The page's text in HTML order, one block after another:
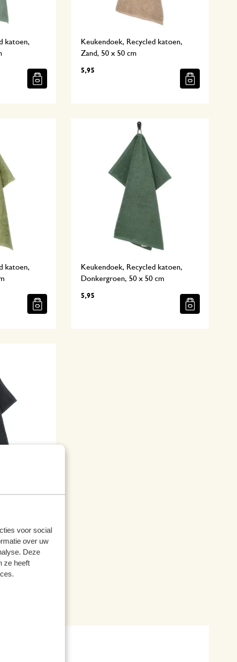
voor social
over uw
Deze
ze heeft
katoen,
Keukendoek, Recycled katoen,
Zand, 50 x 50 cm
5,95
katoen,
Keukendoek, Recycled katoen,
Donkergroen, 50 x 50 cm
5,95
katoen,